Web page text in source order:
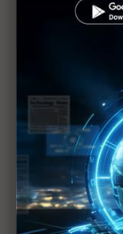
福島核電廠危機
日本核災變未
核能發電需以
東電不排除福
日本處理福島
福島核電廠反